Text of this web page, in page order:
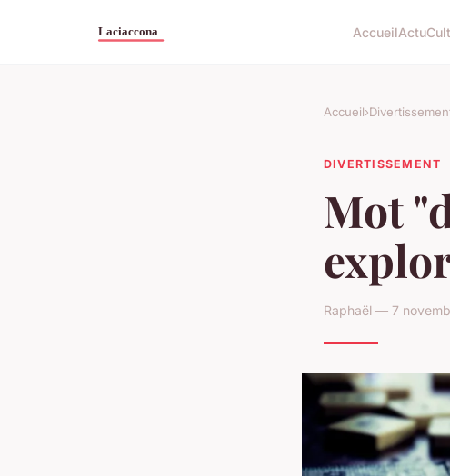
AccueilActu
Accueil›
DIVERTISSEMENT
Mot
Raphaël — 7